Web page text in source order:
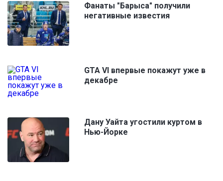
Фанаты "Барыса" получили
негативные известия
GTA VI впервые покажут уже в
декабре
Дану Уайта угостили куртом в
Нью-Йорке